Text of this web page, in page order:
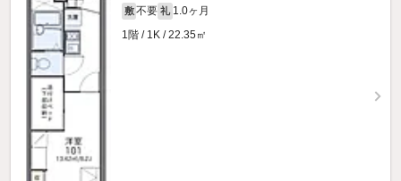
敷 不要 礼 1.0ヶ月
1階 / 1K / 22.35㎡